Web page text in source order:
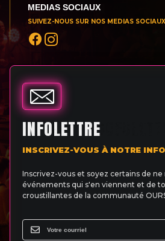
MEDIAS SOCIAUX
SUIVEZ-NOUS SUR NOS MEDIAS SOCIAUX
INFOLETTRE
INSCRIVEZ-VOUS À NOTRE
Inscrivez-vous et soyez certains de
événements qui s'en viennent et de
croustillantes de la communauté